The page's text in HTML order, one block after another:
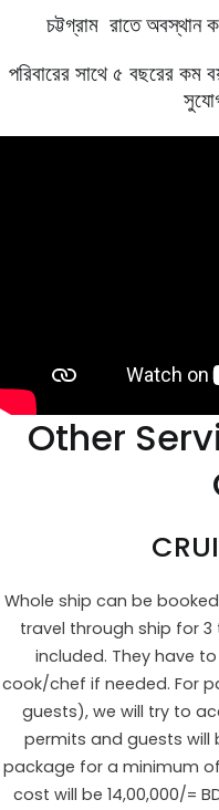
চট্টগ্রাম রাতে অবস্থান
পরিবারের সাথে ৫ বছরের কম
Other
Whole ship can be booked
travel through ship for
included. They have
cook/chef if needed. For
guests), we will try to
permits and guests will
package for a minimum
cost will be 14,00,000/=